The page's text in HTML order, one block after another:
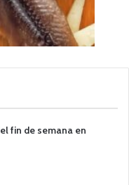
fin de semana en